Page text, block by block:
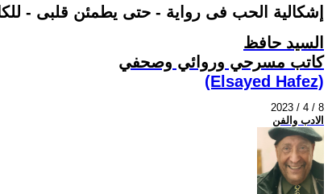
إشكالية الحب فى رواية - حتى يطمئن قلبى -
السيد حافظ
كاتب مسرحي وروائي وصحفي
(Elsayed Hafez)
2023 / 4 / 8
الادب والفن